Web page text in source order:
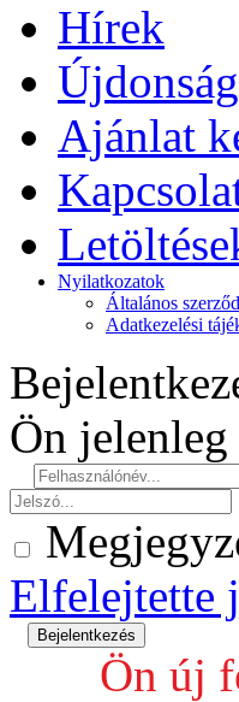
Hírek
Ajánlat
Nyilatkozatok
Általános
Adatkezelési
Ön
Elfelejtette
Ön új